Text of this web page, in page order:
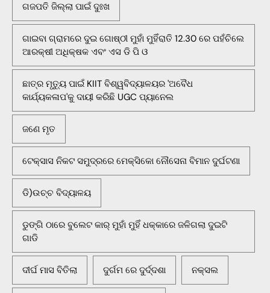
ଗଜପତି ଜିଲ୍ଲା ପାଇଁ ଦୁଃଖ
ଗାଇବା ଗ୍ରାମରେ ଦୁଇ ଗୋଷ୍ଠୀ ମୁହାଁ ମୁହିଁରାତି 12.30 ରେ ପହଁଚିଲେ
ଆରକ୍ଷୀ ଅଧିକ୍ଷକ ଏବଂ ଏସ ଡି ପି ଓ
ଛାତ୍ର ମୃତ୍ୟୁ ପାଇଁ KIIT ବିଶ୍ୱବିଦ୍ୟାଳୟର 'ଅବୈଧ
କାର୍ଯ୍ୟକଳାପ'କୁ ଦାୟୀ କରିଛି UGC ପ୍ୟାନେଲ
ଜଣେ ମୃତ
ଟେକ୍ସାସ ନିକଟ ସମୁଦ୍ରରେ ମେକ୍ସିକୋ ନୌସେନା ବିମାନ ଦୁର୍ଘଟଣା
ଡି)ଉଚ୍ଚ ବିଦ୍ୟାଳୟ
ଡୁଙ୍ଗି ଠାରେ ବୁଲେଟ କାର୍ ମୁହାଁ ମୁହିଁ ଧକ୍କାରେ ଜଳିଗଲା ଦୁଇଟି
ଗାଡି
ଦୀର୍ଘ ମାସ ବିତିଲା ଦୁର୍ଗମ ରେ ଦୁର୍ଦ୍ଦଶା ନକ୍ସଲ